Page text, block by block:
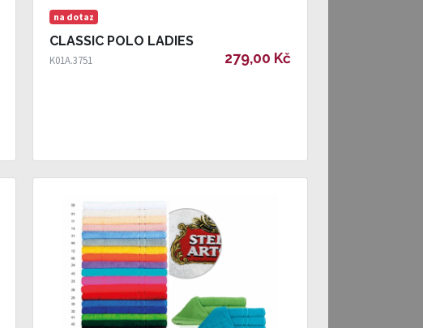
na dotaz
CLASSIC POLO LADIES
K01A.3751 279,00 Kč